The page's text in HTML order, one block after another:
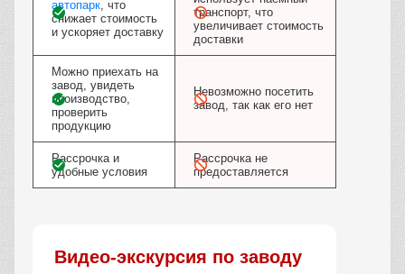
автопарк, что
снижает стоимость
и ускоряет доставку
транспорт, что
увеличивает стоимость
доставки
Можно приехать на
завод, увидеть
производство,
проверить
продукцию
Невозможно посетить
завод, так как его нет
Рассрочка и
удобные условия
Рассрочка не
предоставляется
Видео-экскурсия по заводу